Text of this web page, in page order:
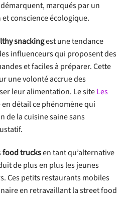
marqués par un
conscience écologique.
snackingest une tendance
influenceurs qui proposent des
et faciles à préparer. Cette
une volonté accrue des
leur alimentation. Le siteLes
détail ce phénomène qui
de la cuisine saine sans
food trucksen tant qu’alternative
de plus en plus les jeunes
Ces petits restaurants mobiles
en retravaillant la street food